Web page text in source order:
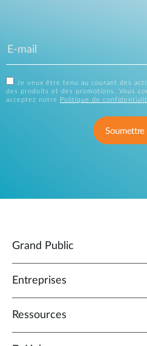
Je veux être tenu au courant des
des produits et des promotions. Vous
acceptez notre
Politique de
Soumettre
Grand Public
Entreprises
Ressources